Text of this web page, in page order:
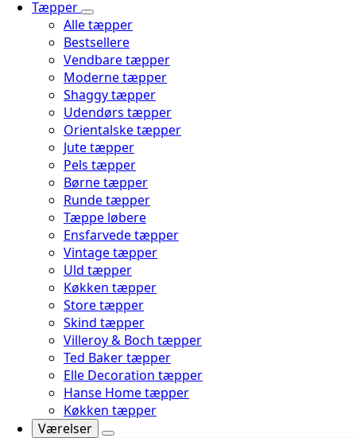
Tæpper
Alle tæpper
Bestsellere
Vendbare tæpper
Moderne tæpper
Shaggy tæpper
Udendørs tæpper
Orientalske tæpper
Jute tæpper
Pels tæpper
Børne tæpper
Runde tæpper
Tæppe løbere
Ensfarvede tæpper
Vintage tæpper
Uld tæpper
Køkken tæpper
Store tæpper
Skind tæpper
Villeroy & Boch tæpper
Ted Baker tæpper
Elle Decoration tæpper
Hanse Home tæpper
Køkken tæpper
Værelser